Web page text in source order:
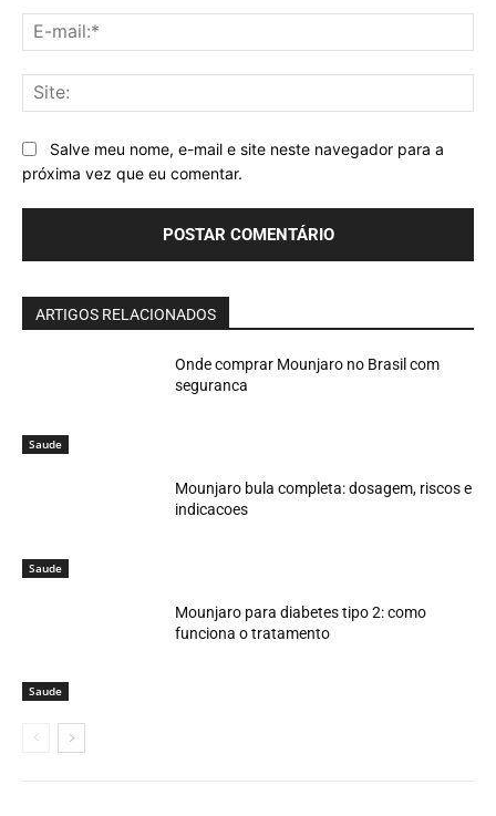
Salve meu nome, e-mail e site neste navegador para a
próxima vez que eu comentar.
ARTIGOS RELACIONADOS
Saude
Onde comprar Mounjaro no Brasil com
seguranca
Saude
Mounjaro bula completa: dosagem, riscos e
indicacoes
Saude
Mounjaro para diabetes tipo 2: como
funciona o tratamento